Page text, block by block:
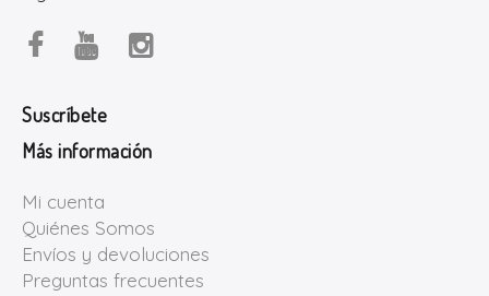
Suscríbete
Más información
Mi cuenta
Quiénes Somos
Envíos y devoluciones
Preguntas frecuentes